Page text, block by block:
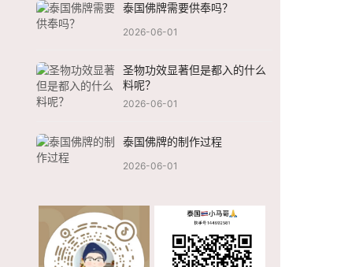
泰国佛牌需要供奉吗？
2026-06-01
圣物功效显著但是都入的什么
料呢？
2026-06-01
泰国佛牌的制作过程
2026-06-01